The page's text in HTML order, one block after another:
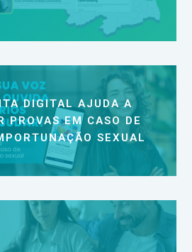
DIGITAL AJUDA A
PROVAS EM CASO DE
SEXUAL